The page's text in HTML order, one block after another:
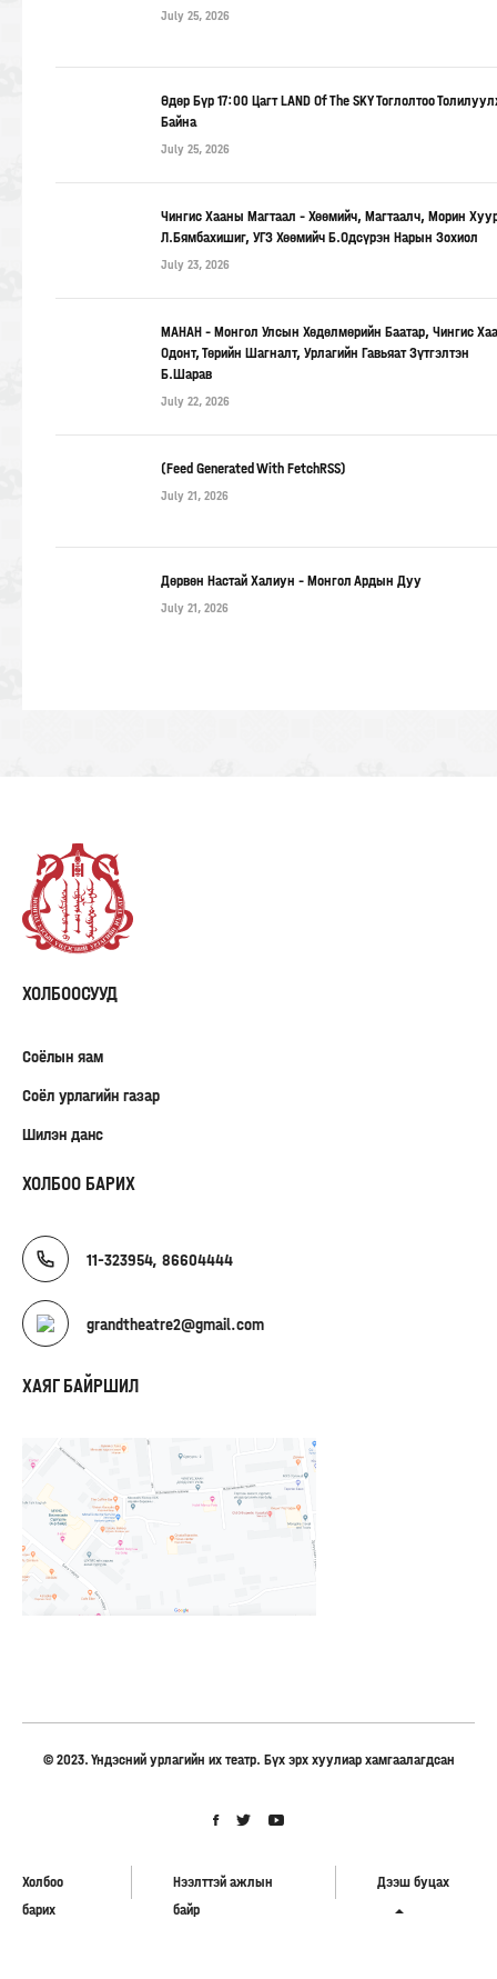
July 25, 2026
Өдөр Бүр 17:00 Цагт LAND Of The SKY Тоглолтоо
Байна
July 25, 2026
Чингис Хааны Магтаал – Хөөмийч, Магтаалч, Морин
Л.Бямбахишиг, УГЗ Хөөмийч Б.Одсүрэн Нарын Зохиол
July 23, 2026
МАНАН – Монгол Улсын Хөдөлмөрийн Баатар, Чингис
Одонт, Төрийн Шагналт, Урлагийн Гавьяат Зүтгэлтэн
Б.Шарав
July 22, 2026
(Feed Generated With FetchRSS)
July 21, 2026
Дөрвөн Настай Халиун – Монгол Ардын Дуу
July 21, 2026
ХОЛБООСУУД
Соёлын яам
Соёл урлагийн газар
Шилэн данс
ХОЛБОО БАРИХ
11-323954, 86604444
grandtheatre2@gmail.com
ХАЯГ БАЙРШИЛ
© 2023. Үндэсний урлагийн их театр. Бүх эрх хуулиар хамгаалагдсан
Холбоо
барих
Нээлттэй ажлын
байр
Дээш буцах